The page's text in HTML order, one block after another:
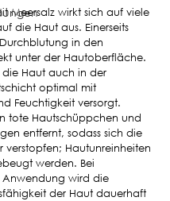
Meersalz wirkt sich auf viele
die Haut aus. Einerseits
in den
unter der Hautoberfläche.
Haut auch in der
optimal mit
Feuchtigkeit versorgt.
tote Hautschüppchen und
entfernt, sodass sich die
verstopfen; Hautunreinheiten
werden. Bei
Anwendung wird die
der Haut dauerhaft